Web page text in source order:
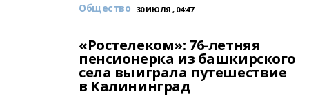
Общество 30 ИЮЛЯ , 04:47
«Ростелеком»: 76-летняя
пенсионерка из башкирского
села выиграла путешествие
в Калининград